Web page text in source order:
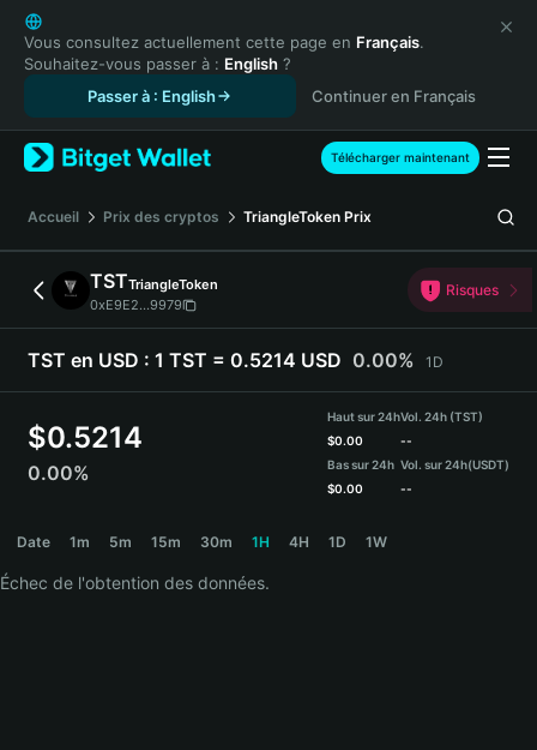
English
日本語
Tiếng Việt
Español (Latinoamérica)
Türkçe
Français
Deutsch
繁體中文
Português (Portugal)
Bahasa Indonesia
ภาษาไทย
Español
Español (Argentina)
Vous consultez actuellement cette page en Français.
Souhaitez-vous passer à : English ?
Passer à : English
Continuer en Français
Télécharger maintenant
Accueil Prix des cryptos TriangleToken Prix
TSTTriangleToken
0xE9E2...9979
Risques
TST en USD : 1 TST = 0.5214 USD 0.00% 1D
$0.5214
0.00%
Haut sur 24h
$0.00
Bas sur 24h
$0.00
Vol. 24h (TST)
--
Vol. sur 24h(USDT)
--
Date 1m 5m 15m 30m 1H 4H 1D 1W
Échec de l'obtention des données.